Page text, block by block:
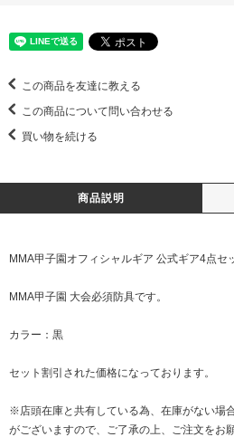
この商品を友達に教える
この商品について問い合わせる
買い物を続ける
商品説明
MMA甲子園オフィシャルギア 公式ギア4点
MMA甲子園 大会必須防具です。
カラー：黒
セット割引された価格になっております。
※店頭在庫と共有している為、在庫がない場
がございますので、ご了承の上、ご注文をお